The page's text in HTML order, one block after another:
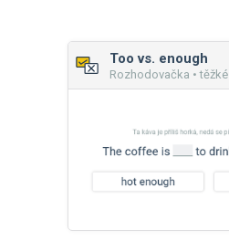
Too vs. enough
Rozhodovačka • těžké